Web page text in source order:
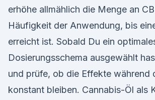
erhöhe allmählich die Menge an
Häufigkeit der Anwendung, bis
erreicht ist. Sobald Du ein
Dosierungsschema ausgewählt
und prüfe, ob die Effekte während
konstant bleiben. Cannabis-Öl als